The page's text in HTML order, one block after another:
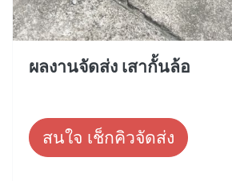
ผลงานจัดส่ง เสากั้นล้อ
สนใจ เช็กคิวจัดส่ง